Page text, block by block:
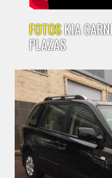
FOTOSKIA
PLAZAS